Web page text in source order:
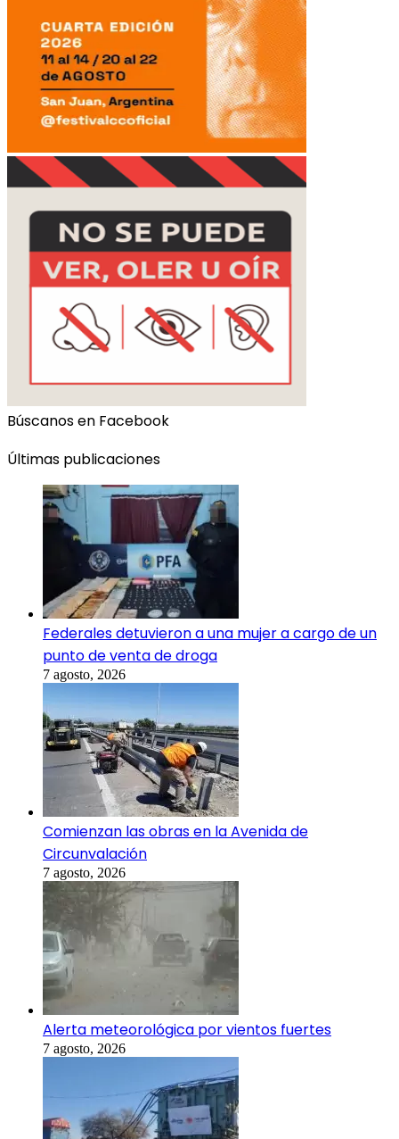
Búscanos en Facebook
Últimas publicaciones
Federales detuvieron a una mujer a cargo de un
punto de venta de droga
7 agosto, 2026
Comienzan las obras en la Avenida de
Circunvalación
7 agosto, 2026
Alerta meteorológica por vientos fuertes
7 agosto, 2026